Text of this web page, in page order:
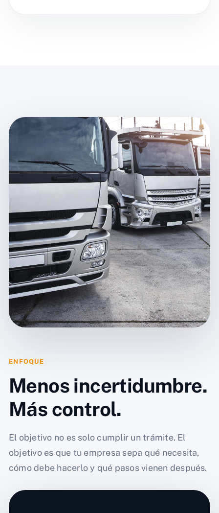
ENFOQUE
Menos incertidumbre.
Más control.
El objetivo no es solo cumplir un trámite. El
objetivo es que tu empresa sepa qué necesita,
cómo debe hacerlo y qué pasos vienen después.